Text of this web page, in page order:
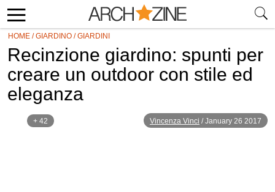
HOME /GIARDINO /GIARDINI
Recinzione giardino: spunti per
creare un outdoor con stile ed
eleganza
+ 42 Vincenza Vinci /January 26 2017